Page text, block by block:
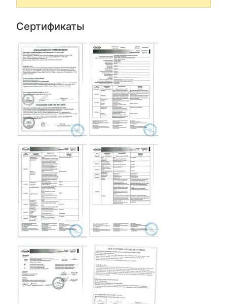
Сертификаты